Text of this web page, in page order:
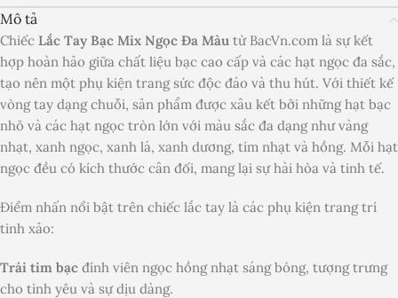
Mô tả
Chiếc Lắc Tay Bạc Mix Ngọc Đa Màu từ BacVn.com là sự kết
hợp hoàn hảo giữa chất liệu bạc cao cấp và các hạt ngọc đa sắc,
tạo nên một phụ kiện trang sức độc đáo và thu hút. Với thiết kế
vòng tay dạng chuỗi, sản phẩm được xâu kết bởi những hạt bạc
nhỏ và các hạt ngọc tròn lớn với màu sắc đa dạng như vàng
nhạt, xanh ngọc, xanh lá, xanh dương, tím nhạt và hồng. Mỗi hạt
ngọc đều có kích thước cân đối, mang lại sự hài hòa và tinh tế.
Điểm nhấn nổi bật trên chiếc lắc tay là các phụ kiện trang trí
tinh xảo:
Trái tim bạc đính viên ngọc hồng nhạt sáng bóng, tượng trưng
cho tình yêu và sự dịu dàng.